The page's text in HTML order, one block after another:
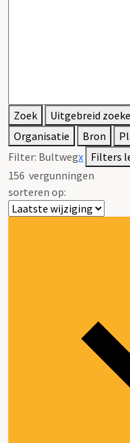
Zoek
Uitgebreid
Organisatie
Bron
Filter: Bultwegx Filters
156 vergunningen
sorteren op: